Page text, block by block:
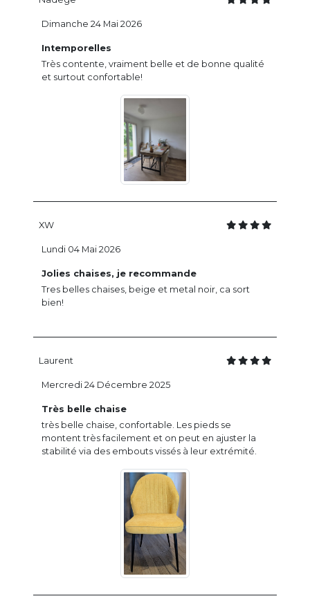
Intemporelles
Très contente, vraiment belle et de bonne qualité
et surtout confortable!
Dimanche 24 Mai 2026
XW
Jolies chaises, je recommande
Tres belles chaises, beige et metal noir, ca sort
bien!
Lundi 04 Mai 2026
Laurent
Très belle chaise
très belle chaise, confortable. Les pieds se
montent très facilement et on peut en ajuster la
stabilité via des embouts vissés à leur extrémité.
Mercredi 24 Décembre 2025